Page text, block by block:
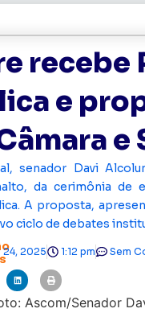
recebe
e
e
senador Davi
da cerimônia de
A proposta,
ciclo de debates
24, 2025 1:12 pm Sem